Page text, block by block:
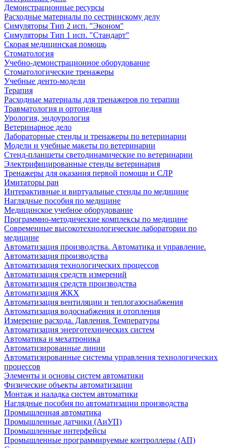
Демонстрационные ресурсы
Расходные материалы по сестринскому делу
Симуляторы Тип 2 исп. "Эконом"
Симуляторы Тип 1 исп. "Стандарт"
Скорая медицинская помощь
Стоматология
Учебно-демонстрационное оборудование
Стоматологические тренажеры
Учебные денто-модели
Терапия
Расходные материалы для тренажеров по терапии
Травматология и ортопедия
Урология, эндоурология
Ветеринарное дело
Лабораторные стенды и тренажеры по ветеринарии
Модели и учебные макеты по ветеринарии
Стенд-планшеты светодинамические по ветеринарии
Электрифицированные стенды ветеринария
Тренажеры для оказания первой помощи и СЛР
Имитаторы ран
Интерактивные и виртуальные стенды по медицине
Наглядные пособия по медицине
Медицинское учебное оборудование
Программно-методические комплексы по медицине
Современные высокотехнологические лаборатории по
медицине
Автоматизация производства. Автоматика и управление.
Автоматизация производства
Автоматизация технологических процессов
Автоматизация средств измерений
Автоматизация средств производства
Автоматизация ЖКХ
Автоматизация вентиляции и теплогазоснабжения
Автоматизация водоснабжения и отопления
Измерение расхода. Давления. Температуры
Автоматизация энерготехнических систем
Автоматика и мехатроника
Автоматизированные линии
Автоматизированные системы управления технологических
процессов
Элементы и основы систем автоматики
Физические объекты автоматизации
Монтаж и наладка систем автоматики
Наглядные пособия по автоматизации производства
Промышленная автоматика
Промышленные датчики (АиУП)
Промышленные интерфейсы
Промышленные программируемые контроллеры (АП)